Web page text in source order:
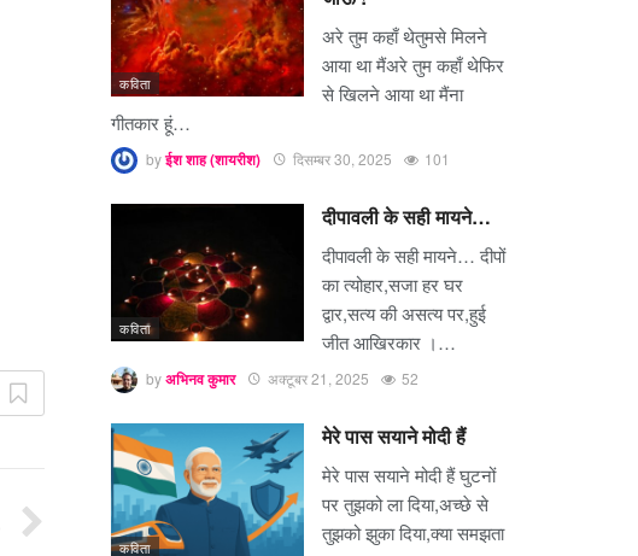
कविता
अरे तुम कहाँ थेतुमसे मिलने
आया था मैंअरे तुम कहाँ थेफिर
से खिलने आया था मैंना
गीतकार हूं…
byईश शाह (शायरीश) दिसम्बर 30, 2025 101
कविता
दीपावली के सही मायने…
दीपावली के सही मायने… दीपों
का त्योहार,सजा हर घर
द्वार,सत्य की असत्य पर,हुई
जीत आखिरकार ।…
byअभिनव कुमार अक्टूबर 21, 2025 52
कविता
मेरे पास सयाने मोदी हैं
मेरे पास सयाने मोदी हैं घुटनों
पर तुझको ला दिया,अच्छे से
तुझको झुका दिया,क्या समझता